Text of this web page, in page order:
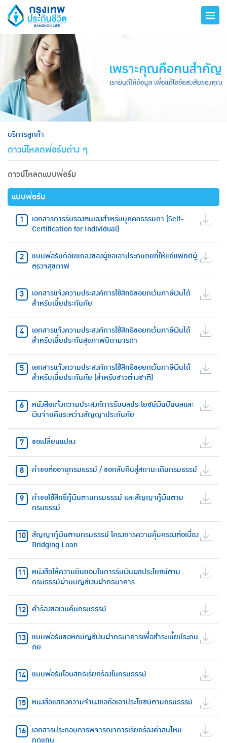
บริการลูกค้า
ดาวน์โหลดฟอร์มต่าง ๆ
ดาวน์โหลดแบบฟอร์ม
แบบฟอร์ม
เอกสารการรับรองตนเองสำหรับบุคคลธรรมดา (Self-
Certification for Individual)
แบบฟอร์มถ้อยแถลงของผู้ขอเอาประกันภัยที่ให้แก่แพทย์ผู้
ตรวจสุขภาพ
เอกสารแจ้งความประสงค์การใช้สิทธิขอยกเว้นภาษีเงินได้
สำหรับเบี้ยประกันภัย
เอกสารแจ้งความประสงค์การใช้สิทธิขอยกเว้นภาษีเงินได้
สำหรับเบี้ยประกันสุขภาพบิดามารดา
เอกสารแจ้งความประสงค์การใช้สิทธิขอยกเว้นภาษีเงินได้
สำหรับเบี้ยประกันภัย (สำหรับชาวต่างชาติ)
หนังสือแจ้งความประสงค์การรับผลประโยชน์เงินปันผลและ
เงินจ่ายคืนระหว่างสัญญาประกันภัย
ขอเปลี่ยนแปลง
คำขอต่ออายุกรมธรรม์ / ขอกลับคืนสู่สถานะเดิมกรมธรรม์
คำขอใช้สิทธิ์กู้เงินตามกรมธรรม์ และสัญญากู้เงินตาม
กรมธรรม์
สัญญากู้เงินตามกรมธรรม์ โครงการความคุ้มครองต่อเนื่อง
Bridging Loan
หนังสือให้ความยินยอมในการรับเงินผลประโยชน์ตาม
กรมธรรม์ผ่านบัญชีเงินฝากธนาคาร
คำร้องขอเวนคืนกรมธรรม์
แบบฟอร์มขอหักบัญชีเงินฝากธนาคารเพื่อชำระเบี้ยประกัน
ภัย
แบบฟอร์มโอนสิทธิเรียกร้องในกรมธรรม์
หนังสือแสดงความจำนงขอถือเอาประโยชน์ตามกรมธรรม์
เอกสารประกอบการพิจารณาการเรียกร้องค่าสินไหม
ทดแทน